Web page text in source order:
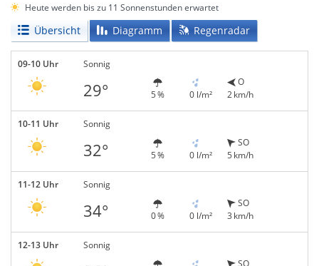
Heute werden bis zu 11 Sonnenstunden erwartet
Übersicht Diagramm Regenradar
09-10 Uhr Sonnig
29° 5 % 0 l/m²
O
2 km/h
10-11 Uhr Sonnig
32° 5 % 0 l/m²
SO
5 km/h
11-12 Uhr Sonnig
34° 0 % 0 l/m²
SO
3 km/h
12-13 Uhr Sonnig
SO